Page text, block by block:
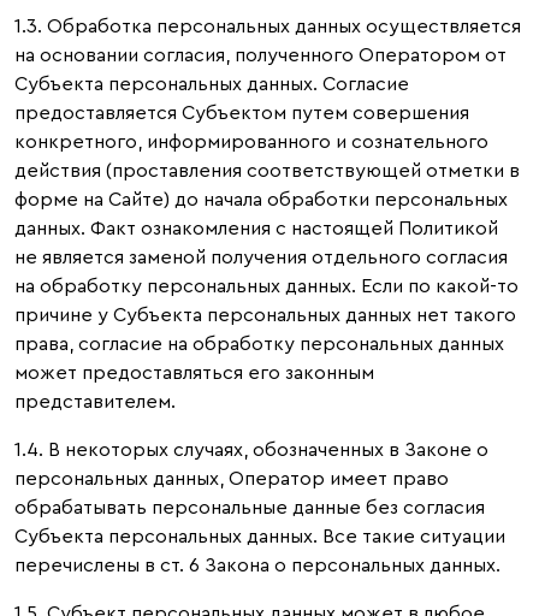
1.3. Обработка персональных данных осуществляется
на основании согласия, полученного Оператором от
Субъекта персональных данных. Согласие
предоставляется Субъектом путем совершения
конкретного, информированного и сознательного
действия (проставления соответствующей отметки в
форме на Сайте) до начала обработки персональных
данных. Факт ознакомления с настоящей Политикой
не является заменой получения отдельного согласия
на обработку персональных данных. Если по какой-то
причине у Субъекта персональных данных нет такого
права, согласие на обработку персональных данных
может предоставляться его законным
представителем.
1.4. В некоторых случаях, обозначенных в Законе о
персональных данных, Оператор имеет право
обрабатывать персональные данные без согласия
Субъекта персональных данных. Все такие ситуации
перечислены в ст. 6 Закона о персональных данных.